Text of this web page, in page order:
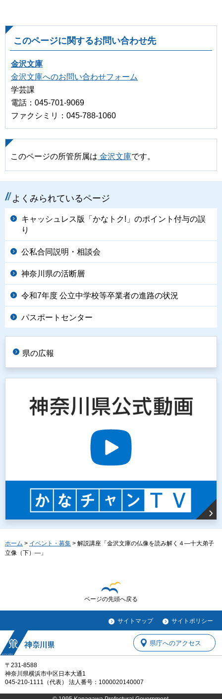
このページに関するお問い合わせ先
金沢文庫
金沢文庫へのお問い合わせフォーム
学芸課
電話：045-701-9069
ファクシミリ：045-788-1060
このページの所管所属は 金沢文庫です。
よくみられているページ
キャッシュレス版「かなトク!」のポイント付与の誤
り
公私合同説明・相談会
神奈川県の活断層
令和7年度 公立中学校等卒業者の進路の状況
パスポートセンター
県の広報
ホーム > イベント・募集 > 解説講座「金沢文庫の仏像を読み解く４―十大弟子
立像（下）―」
ページの先頭へ戻る
サイトマップ サイトポリシー
〒231-8588
神奈川県横浜市中区日本大通1
045-210-1111（代表） 法人番号：1000020140007
県庁へのアクセス